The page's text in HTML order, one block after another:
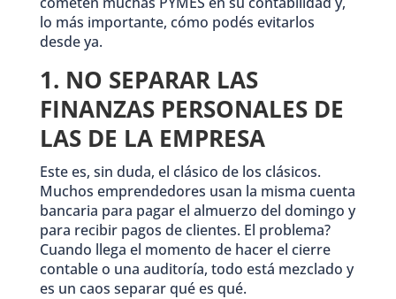
lo más importante, cómo podés evitarlos
desde ya.
1. NO SEPARAR LAS
FINANZAS PERSONALES DE
LAS DE LA EMPRESA
Este es, sin duda, el clásico de los clásicos.
Muchos emprendedores usan la misma cuenta
bancaria para pagar el almuerzo del domingo y
para recibir pagos de clientes. El problema?
Cuando llega el momento de hacer el cierre
contable o una auditoría, todo está mezclado y
es un caos separar qué es qué.